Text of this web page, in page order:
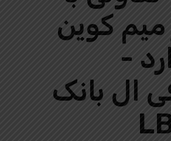
میم کوین
-
ال بانک